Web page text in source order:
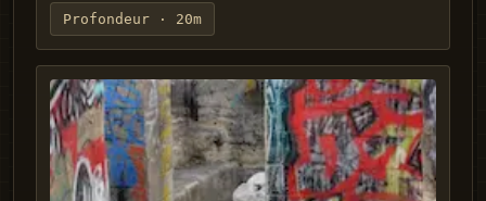
Profondeur · 20m